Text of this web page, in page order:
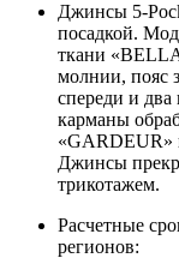
Джинсы 5-
посадкой.
ткани
молнии, пояс
спереди и
карманы
«GARDEUR»
Джинсы
трикотажем.
Расчетные
регионов: